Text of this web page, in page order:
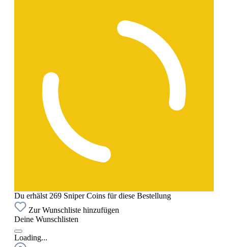
Du erhälst 269 Sniper Coins für diese Bestellung
Zur Wunschliste hinzufügen
Deine Wunschlisten
Loading...